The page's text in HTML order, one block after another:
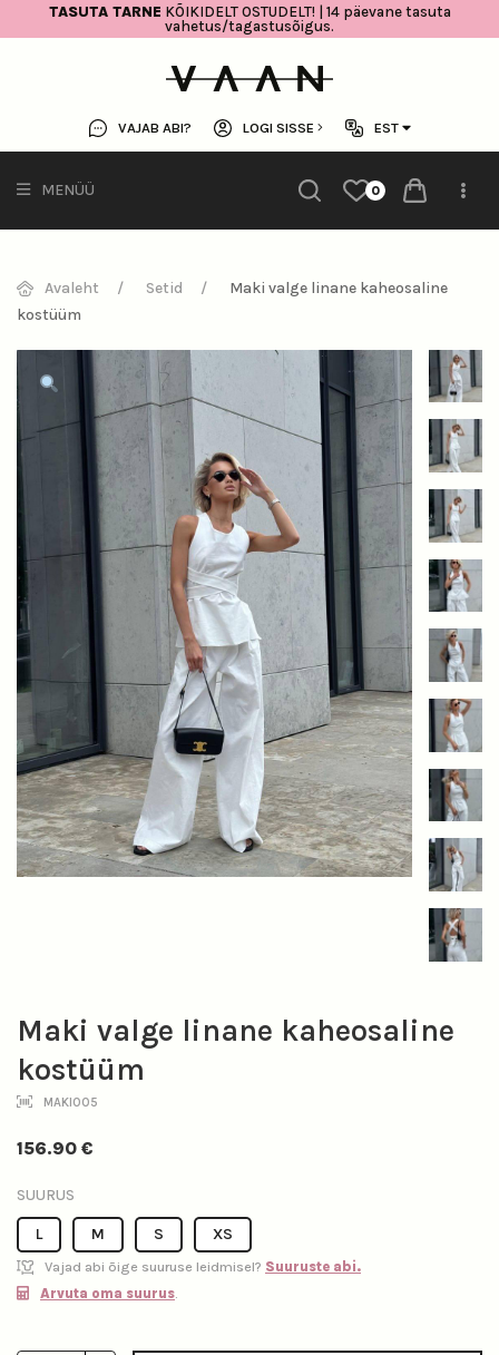
TASUTA TARNE KÕIKIDELT OSTUDELT! | 14 päevane tasuta
vahetus/tagastusõigus.
VAJAB ABI? LOGI SISSE EST
MENÜÜ 0
Avaleht Setid
Maki valge linane kaheosaline
kostüüm
Maki valge linane kaheosaline
kostüüm
MAKI005
156.90 €
SUURUS
L M S XS
Vajad abi õige suuruse leidmisel? Suuruste abi.
Arvuta oma suurus